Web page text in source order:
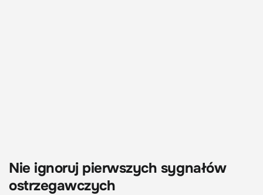
Nie ignoruj pierwszych sygnałów
ostrzegawczych